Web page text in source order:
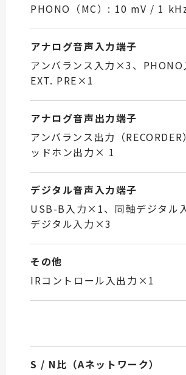
PHONO（MC）: 10 mV / 1
アナログ音声入力端子
アンバランス入力×3、PHONO
EXT. PRE×1
アナログ音声出力端子
アンバランス出力（
ッドホン出力× 1
デジタル音声入力端子
USB-B入力×1、同軸デジタル
デジタル入力×3
その他
IRコントロール入出力×1
S / N比（Aネットワーク）